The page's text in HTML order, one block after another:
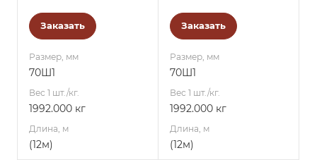
Заказать
Размер, мм
70Ш1
Вес 1 шт./кг.
1992.000 кг
Длина, м
(12м)
Заказать
Размер, мм
70Ш1
Вес 1 шт./кг.
1992.000 кг
Длина, м
(12м)